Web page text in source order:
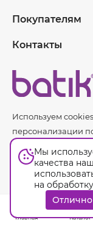
Используем
персонализации
данных.
Покупателям
Контакты
© Batik. 2026. Все
Оферта
Мы
качества
на обработку
Отлично
Главная Каталог